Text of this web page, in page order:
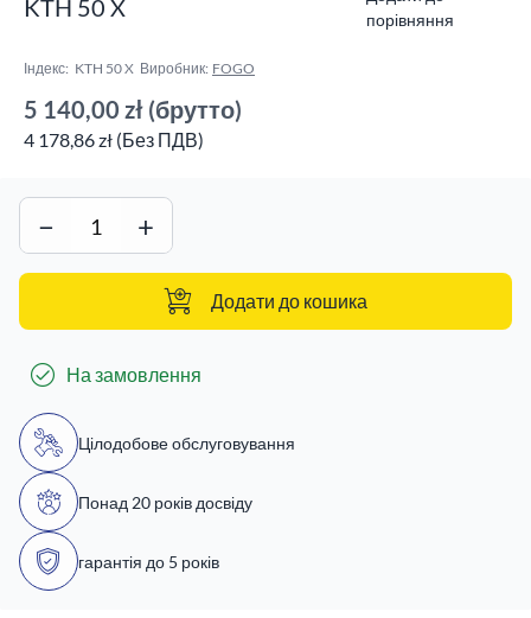
KTH 50 X
порівняння
Індекс: KTH 50 X Виробник: FOGO
5 140,00 zł (брутто)
4 178,86 zł (Без ПДВ)
− +
Додати до кошика
На замовлення
Цілодобове обслуговування
Понад 20 років досвіду
гарантія до 5 років